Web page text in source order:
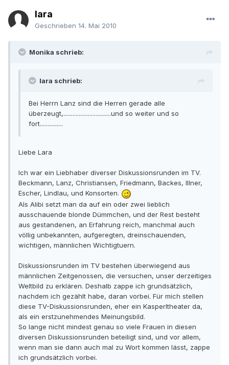
lara
Geschrieben 14. Mai 2010
Monika schrieb:
lara schrieb:
Bei Herrn Lanz sind die Herren gerade alle
überzeugt,...............................und so weiter und so
fort...............
Liebe Lara
Ich war ein Liebhaber diverser Diskussionsrunden im TV.
Beckmann, Lanz, Christiansen, Friedmann, Backes, Illner,
Escher, Lindlau, und Konsorten.
Als Alibi setzt man da auf ein oder zwei lieblich
ausschauende blonde Dümmchen, und der Rest besteht
aus gestandenen, an Erfahrung reich, manchmal auch
völlig unbekannten, aufgeregten, dreinschauenden,
wichtigen, männlichen Wichtigtuern.
Diskussionsrunden im TV bestehen überwiegend aus
männlichen Zeitgenossen, die versuchen, unser derzeitiges
Weltbild zu erklären. Deshalb zappe ich grundsätzlich,
nachdem ich gezählt habe, daran vorbei. Für mich stellen
diese TV-Diskussionsrunden, eher ein Kasperltheater da,
als ein erstzunehmendes Meinungsbild.
So lange nicht mindest genau so viele Frauen in diesen
diversen Diskussionsrunden beteiligt sind, und vor allem,
wenn man sie dann auch mal zu Wort kommen lässt, zappe
ich grundsätzlich vorbei.